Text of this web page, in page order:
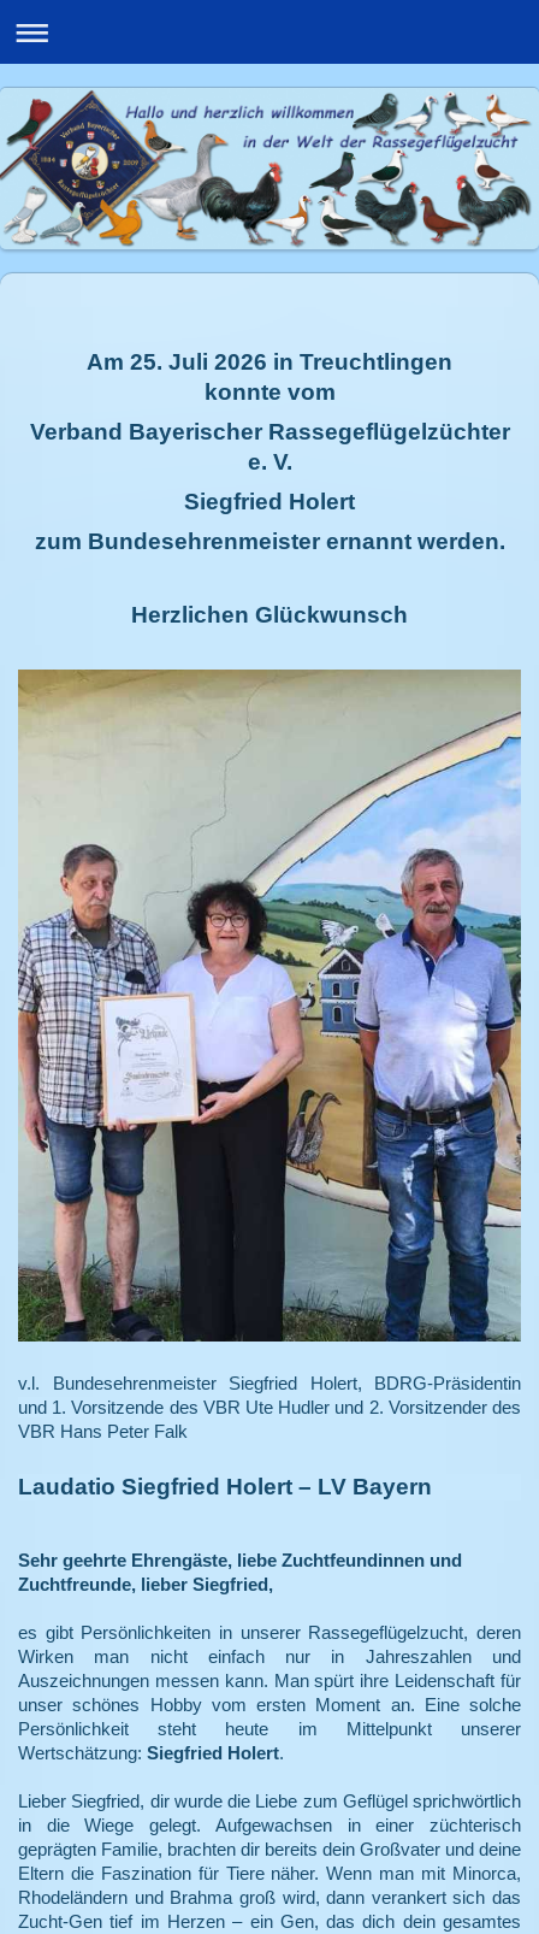
Am 25. Juli 2026 in Treuchtlingen
konnte vom
Verband Bayerischer Rassegeflügelzüchter
e. V.
Siegfried Holert
zum Bundesehrenmeister ernannt werden.
Herzlichen Glückwunsch
v.l. Bundesehrenmeister Siegfried Holert, BDRG-Präsidentin
und 1. Vorsitzende des VBR Ute Hudler und 2. Vorsitzender des
VBR Hans Peter Falk
Laudatio Siegfried Holert – LV Bayern
Sehr geehrte Ehrengäste, liebe Zuchtfeundinnen und
Zuchtfreunde, lieber Siegfried,
es gibt Persönlichkeiten in unserer Rassegeflügelzucht, deren
Wirken man nicht einfach nur in Jahreszahlen und
Auszeichnungen messen kann. Man spürt ihre Leidenschaft für
unser schönes Hobby vom ersten Moment an. Eine solche
Persönlichkeit steht heute im Mittelpunkt unserer
Wertschätzung: Siegfried Holert.
Lieber Siegfried, dir wurde die Liebe zum Geflügel sprichwörtlich
in die Wiege gelegt. Aufgewachsen in einer züchterisch
geprägten Familie, brachten dir bereits dein Großvater und deine
Eltern die Faszination für Tiere näher. Wenn man mit Minorca,
Rhodeländern und Brahma groß wird, dann verankert sich das
Zucht-Gen tief im Herzen – ein Gen, das dich dein gesamtes